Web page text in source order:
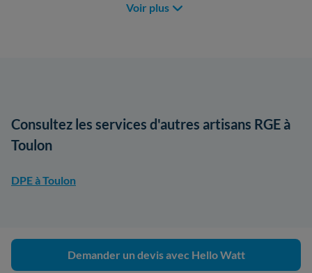
Voir plus
Consultez les services d'autres artisans RGE à
Toulon
DPE à Toulon
Demander un devis avec Hello Watt